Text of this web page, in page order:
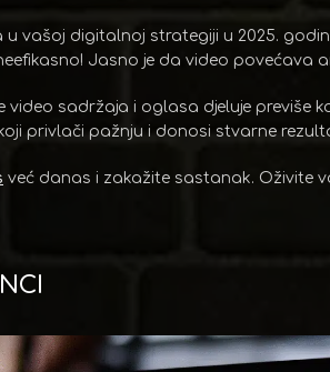
u vašoj digitalnoj strategiji u 2025.
Jasno je da video povećava
video sadržaja i oglasa djeluje previše
privlači pažnju i donosi stvarne
već danas i zakažite sastanak. Oživite